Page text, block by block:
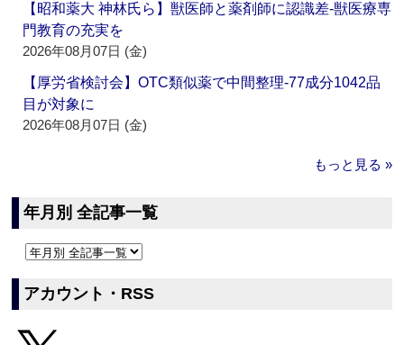
【昭和薬大 神林氏ら】獣医師と薬剤師に認識差‐獣医療専
門教育の充実を
2026年08月07日 (金)
【厚労省検討会】OTC類似薬で中間整理‐77成分1042品
目が対象に
2026年08月07日 (金)
もっと見る »
年月別 全記事一覧
アカウント・RSS